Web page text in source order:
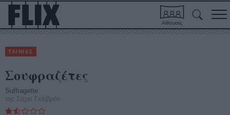
Αίθουσες
ΤΑΙΝΙΕΣ
Σουφραζέτες
Suffragette
της Σάρα Γκέιβρόν